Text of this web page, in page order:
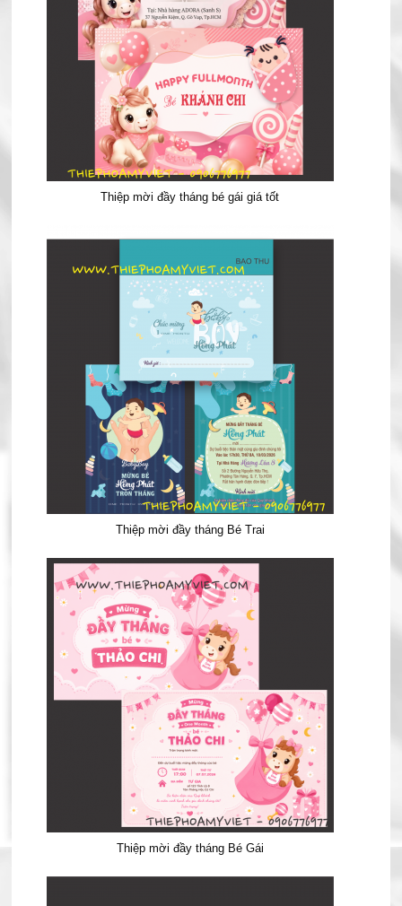
Thiệp mời đầy tháng bé gái giá tốt
Thiệp mời đầy tháng Bé Trai
Thiệp mời đầy tháng Bé Gái